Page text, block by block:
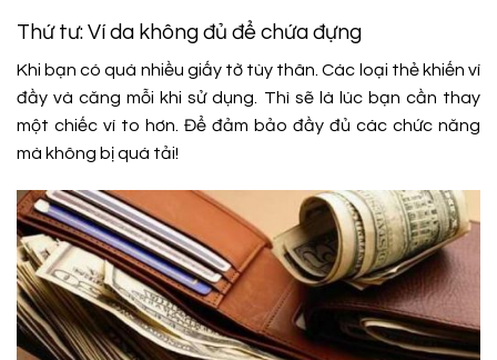
Thứ tư: Ví da không đủ để chứa đựng
Khi bạn có quá nhiều giấy tờ tùy thân. Các loại thẻ khiến ví
đầy và căng mỗi khi sử dụng. Thì sẽ là lúc bạn cần thay
một chiếc ví to hơn. Để đảm bảo đầy đủ các chức năng
mà không bị quá tải!